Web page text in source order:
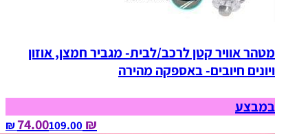
מטהר אוויר קטן לרכב/לבית- מגביר חמצן, אוזון
ויונים חיובים- באספקה מהירה
במבצע
₪ 74.00
109.00‏ ₪